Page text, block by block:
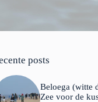
posts
Beloega (witte
Zee voor de